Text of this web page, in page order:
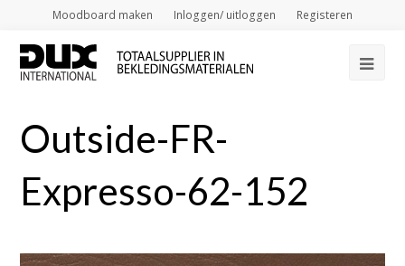
Moodboard maken Inloggen/ uitloggen Registeren
Outside-FR-
Expresso-62-152